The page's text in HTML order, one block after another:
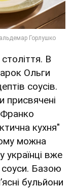
В
Ольги
соусів.
присвячені
кухня"
можна
українці вже
соуси. Базою
бульйони